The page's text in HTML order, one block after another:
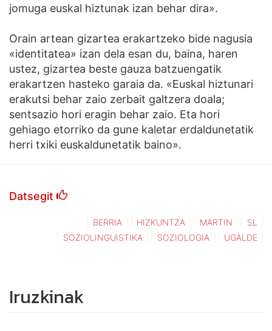
jomuga euskal hiztunak izan behar dira».
Orain artean gizartea erakartzeko bide nagusia
«identitatea» izan dela esan du, baina, haren
ustez, gizartea beste gauza batzuengatik
erakartzen hasteko garaia da. «Euskal hiztunari
erakutsi behar zaio zerbait galtzera doala;
sentsazio hori eragin behar zaio. Eta hori
gehiago etorriko da gune kaletar erdaldunetatik
herri txiki euskaldunetatik baino».
Datsegit
BERRIA HIZKUNTZA MARTIN
SL
SOZIOLINGUISTIKA
SOZIOLOGIA UGALDE
Iruzkinak